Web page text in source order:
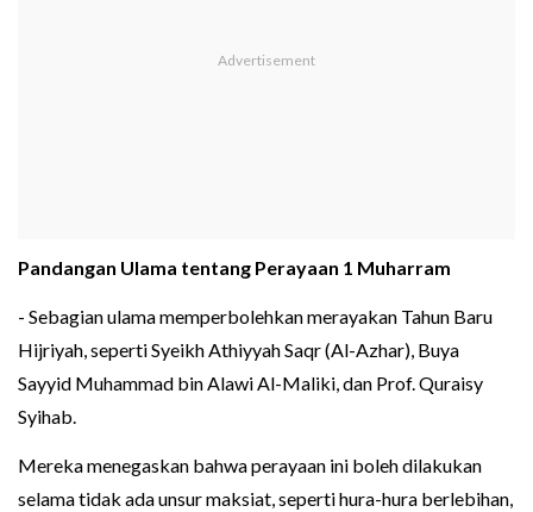
Pandangan Ulama tentang Perayaan 1 Muharram
- Sebagian ulama memperbolehkan merayakan Tahun Baru
Hijriyah, seperti Syeikh Athiyyah Saqr (Al-Azhar), Buya
Sayyid Muhammad bin Alawi Al-Maliki, dan Prof. Quraisy
Syihab.
Mereka menegaskan bahwa perayaan ini boleh dilakukan
selama tidak ada unsur maksiat, seperti hura-hura berlebihan,